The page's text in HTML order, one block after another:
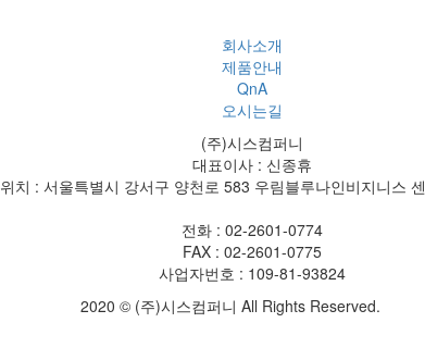
회사소개
제품안내
QnA
오시는길
(주)시스컴퍼니
대표이사 : 신종휴
위치 : 서울특별시 강서구 양천로 583 우림블루나인비지니스
전화 : 02-2601-0774
FAX : 02-2601-0775
사업자번호 : 109-81-93824
2020 © (주)시스컴퍼니 All Rights Reserved.